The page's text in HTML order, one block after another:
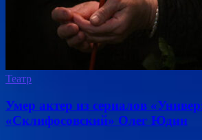
Театр
Умер актер из сериалов
«Склифосовский» Олег Юдин